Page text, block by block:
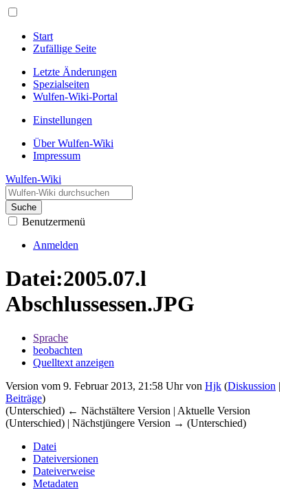
Start
Zufällige Seite
Letzte Änderungen
Spezialseiten
Wulfen-Wiki-Portal
Einstellungen
Über Wulfen-Wiki
Impressum
Wulfen-Wiki
Suche
Benutzermenü
Anmelden
Datei:2005.07.l
Abschlussessen.JPG
Sprache
beobachten
Quelltext anzeigen
Version vom 9. Februar 2013, 21:58 Uhr von Hjk (Diskussion |
Beiträge)
(Unterschied) ← Nächstältere Version | Aktuelle Version
(Unterschied) | Nächstjüngere Version → (Unterschied)
Datei
Dateiversionen
Dateiverweise
Metadaten